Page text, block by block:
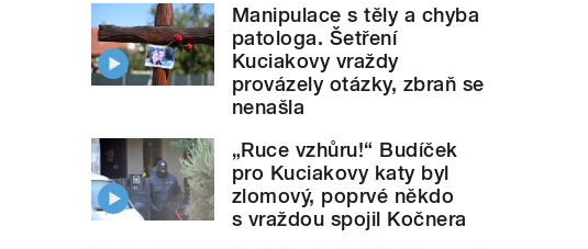
Manipulace s těly a chyba
patologa. Šetření
Kuciakovy vraždy
provázely otázky, zbraň se
nenašla
„Ruce vzhůru!“ Budíček
pro Kuciakovy katy byl
zlomový, poprvé někdo
s vraždou spojil Kočnera